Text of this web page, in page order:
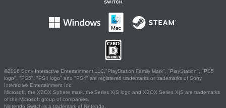
©2026 Sony Interactive Entertainment LLC."PlayStation Family Mark", "PlayStation", "PS5
logo", "PS5", "PS4 logo" and "PS4" are registered trademarks or trademarks of Sony
Interactive Entertainment Inc.
Microsoft, the XBOX Sphere mark, the Series X|S logo and XBOX Series X|S are trademarks
of the Microsoft group of companies.
Nintendo Switch is a trademark of Nintendo.